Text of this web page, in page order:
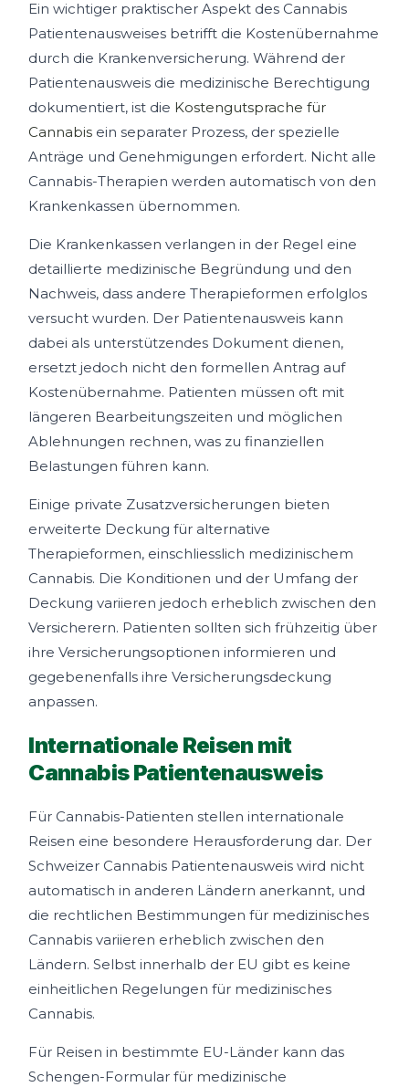
Ein wichtiger praktischer Aspekt des Cannabis
Patientenausweises betrifft die Kostenübernahme
durch die Krankenversicherung. Während der
Patientenausweis die medizinische Berechtigung
dokumentiert, ist die Kostengutsprache für
Cannabis ein separater Prozess, der spezielle
Anträge und Genehmigungen erfordert. Nicht alle
Cannabis-Therapien werden automatisch von den
Krankenkassen übernommen.
Die Krankenkassen verlangen in der Regel eine
detaillierte medizinische Begründung und den
Nachweis, dass andere Therapieformen erfolglos
versucht wurden. Der Patientenausweis kann
dabei als unterstützendes Dokument dienen,
ersetzt jedoch nicht den formellen Antrag auf
Kostenübernahme. Patienten müssen oft mit
längeren Bearbeitungszeiten und möglichen
Ablehnungen rechnen, was zu finanziellen
Belastungen führen kann.
Einige private Zusatzversicherungen bieten
erweiterte Deckung für alternative
Therapieformen, einschliesslich medizinischem
Cannabis. Die Konditionen und der Umfang der
Deckung variieren jedoch erheblich zwischen den
Versicherern. Patienten sollten sich frühzeitig über
ihre Versicherungsoptionen informieren und
gegebenenfalls ihre Versicherungsdeckung
anpassen.
Internationale Reisen mit
Cannabis Patientenausweis
Für Cannabis-Patienten stellen internationale
Reisen eine besondere Herausforderung dar. Der
Schweizer Cannabis Patientenausweis wird nicht
automatisch in anderen Ländern anerkannt, und
die rechtlichen Bestimmungen für medizinisches
Cannabis variieren erheblich zwischen den
Ländern. Selbst innerhalb der EU gibt es keine
einheitlichen Regelungen für medizinisches
Cannabis.
Für Reisen in bestimmte EU-Länder kann das
Schengen-Formular für medizinische